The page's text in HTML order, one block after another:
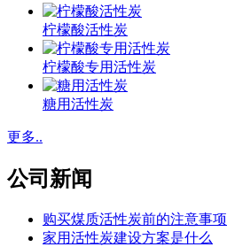
柠檬酸活性炭
柠檬酸专用活性炭
糖用活性炭
更多..
公司新闻
购买煤质活性炭前的注意事项
家用活性炭建设方案是什么